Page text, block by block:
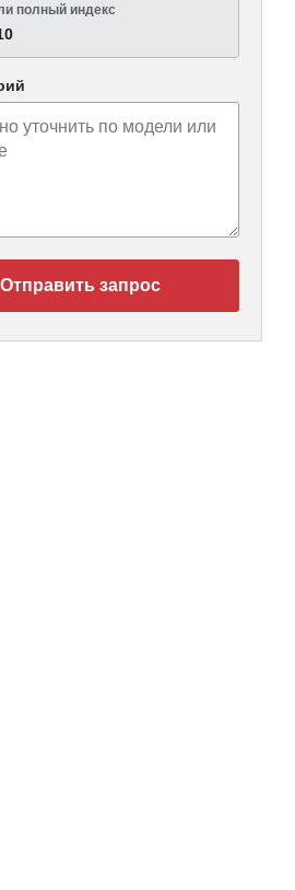
полный индекс
Отправить запрос